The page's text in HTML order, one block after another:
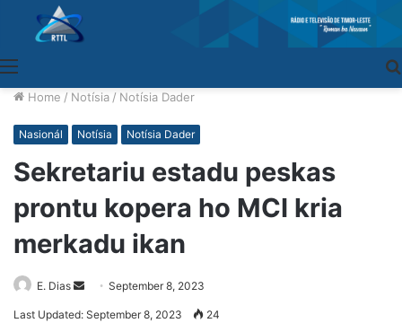
Home / Notísia / Notísia Dader
Nasionál Notísia Notísia Dader
Sekretariu estadu peskas
prontu kopera ho MCI kria
merkadu ikan
E. Dias
Send
an
September 8, 2023
Last Updated: September 8, 2023 24